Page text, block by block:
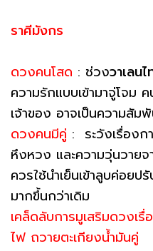
ราศีมังกร
ดวงคนโสด : ช่วงวาเลน
ความรักแบบเข้ามาจู่โจม
เจ้าของ อาจเป็นความสัม
ดวงคนมีคู่ : ระวังเรื่องก
หึงหวง และความวุ่นวาย
ควรใช้นำเย็นเข้าลูบค่อย
มากขึ้นกว่าเดิม
เคล็ดลับการมูเสริมดวงเ
ไฟ ถวายตะเกียงน้ำมันคู่